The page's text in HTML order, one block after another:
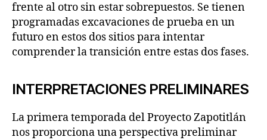
frente al otro sin estar sobrepuestos. Se tienen
programadas excavaciones de prueba en un
futuro en estos dos sitios para intentar
comprender la transición entre estas dos fases.
INTERPRETACIONES PRELIMINARES
La primera temporada del Proyecto Zapotitlán
nos proporciona una perspectiva preliminar